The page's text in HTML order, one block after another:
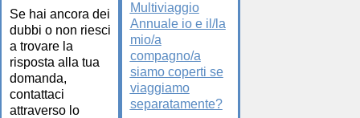
Se hai ancora dei
dubbi o non riesci
a trovare la
risposta alla tua
domanda,
contattaci
attraverso lo
Multiviaggio
Annuale io e il/la
mio/a
compagno/a
siamo coperti se
viaggiamo
separatamente?